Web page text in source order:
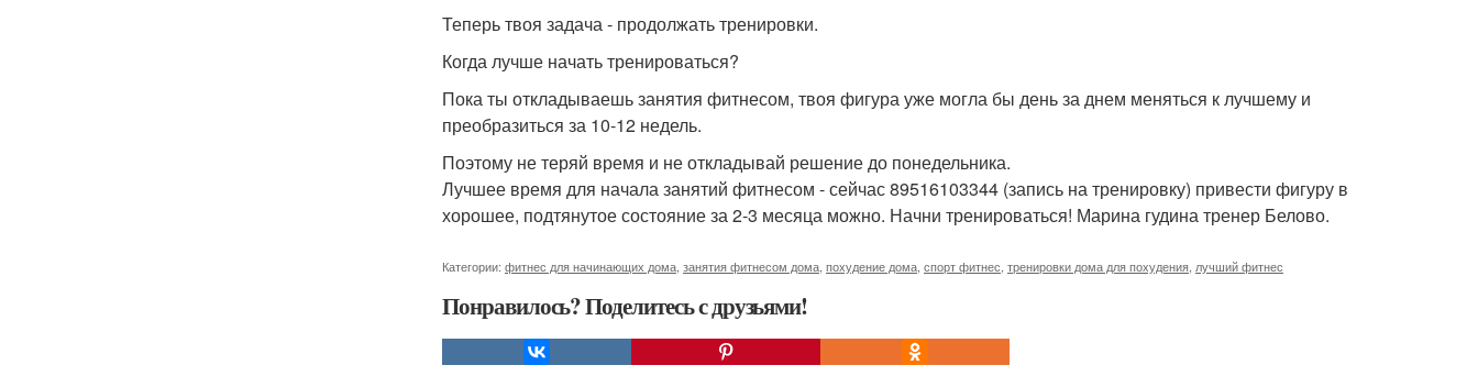
Теперь твоя задача - продолжать тренировки.
Когда лучше начать тренироваться?
Пока ты откладываешь занятия фитнесом, твоя фигура уже могла бы день за днем меняться к лучшему и
преобразиться за 10-12 недель.
Поэтому не теряй время и не откладывай решение до понедельника.
Лучшее время для начала занятий фитнесом - сейчас 89516103344 (запись на тренировку) привести фигуру в
хорошее, подтянутое состояние за 2-3 месяца можно. Начни тренироваться! Марина гудина тренер Белово.
Категории: фитнес для начинающих дома занятия фитнесом дома похудение дома спорт фитнес тренировки дома для похудения лучший фитнес
Понравилось? Поделитесь с друзьями!